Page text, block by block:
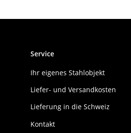
Service
Ihr eigenes Stahlobjekt
Liefer- und Versandkosten
Lieferung in die Schweiz
Kontakt